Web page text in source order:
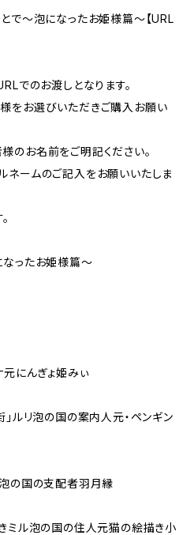
とで〜泡になったお姫様篇〜【URL
でのお渡しとなります。
をお選びいただきご購入お願い
のお名前をご明記ください。
ネームのご記入をお願いいたしま
なったお姫様篇〜
にんぎょ姫みぃ
ルリ泡の国の案内人元・ペンギン
の国の支配者羽月縁
ミル泡の国の住人元猫の絵描き小